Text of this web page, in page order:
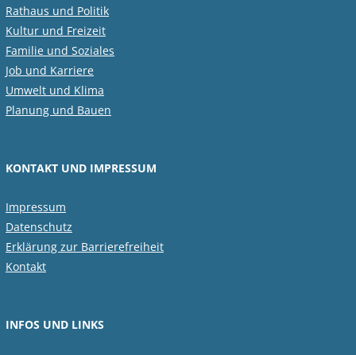
Rathaus und Politik
Kultur und Freizeit
Familie und Soziales
Job und Karriere
Umwelt und Klima
Planung und Bauen
KONTAKT UND IMPRESSUM
Impressum
Datenschutz
Erklärung zur Barrierefreiheit
Kontakt
INFOS UND LINKS